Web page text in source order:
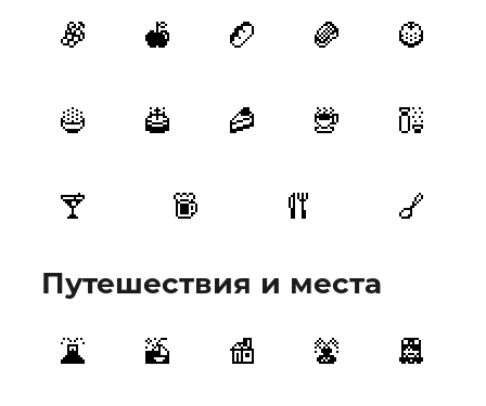
Путешествия и места